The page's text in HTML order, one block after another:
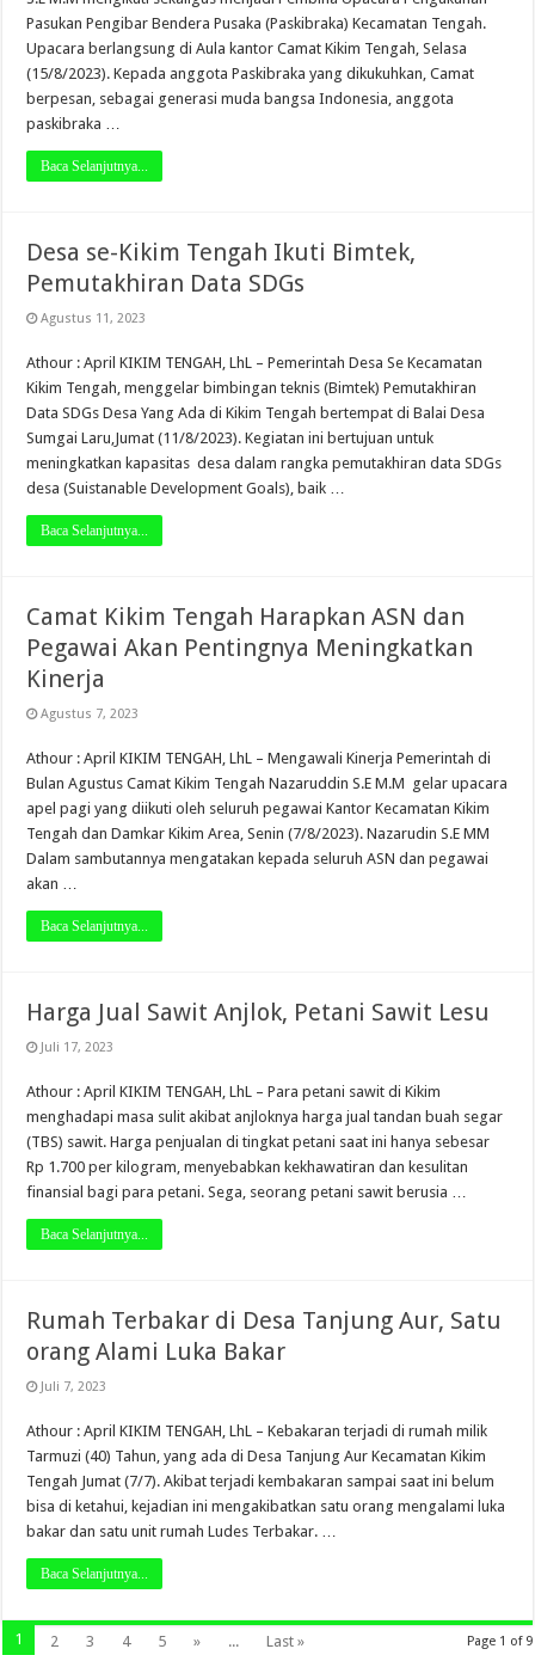
Pasukan Pengibar Bendera Pusaka (Paskibraka) Kecamatan Tengah.
Upacara berlangsung di Aula kantor Camat Kikim Tengah, Selasa
(15/8/2023). Kepada anggota Paskibraka yang dikukuhkan, Camat
berpesan, sebagai generasi muda bangsa Indonesia, anggota
paskibraka …
Baca Selanjutnya...
Desa se-Kikim Tengah Ikuti Bimtek,
Pemutakhiran Data SDGs
Agustus 11, 2023
Athour : April KIKIM TENGAH, LhL – Pemerintah Desa Se Kecamatan
Kikim Tengah, menggelar bimbingan teknis (Bimtek) Pemutakhiran
Data SDGs Desa Yang Ada di Kikim Tengah bertempat di Balai Desa
Sumgai Laru,Jumat (11/8/2023). Kegiatan ini bertujuan untuk
meningkatkan kapasitas desa dalam rangka pemutakhiran data SDGs
desa (Suistanable Development Goals), baik …
Baca Selanjutnya...
Camat Kikim Tengah Harapkan ASN dan
Pegawai Akan Pentingnya Meningkatkan
Kinerja
Agustus 7, 2023
Athour : April KIKIM TENGAH, LhL – Mengawali Kinerja Pemerintah di
Bulan Agustus Camat Kikim Tengah Nazaruddin S.E M.M gelar upacara
apel pagi yang diikuti oleh seluruh pegawai Kantor Kecamatan Kikim
Tengah dan Damkar Kikim Area, Senin (7/8/2023). Nazarudin S.E MM
Dalam sambutannya mengatakan kepada seluruh ASN dan pegawai
akan …
Baca Selanjutnya...
Harga Jual Sawit Anjlok, Petani Sawit Lesu
Juli 17, 2023
Athour : April KIKIM TENGAH, LhL – Para petani sawit di Kikim
menghadapi masa sulit akibat anjloknya harga jual tandan buah segar
(TBS) sawit. Harga penjualan di tingkat petani saat ini hanya sebesar
Rp 1.700 per kilogram, menyebabkan kekhawatiran dan kesulitan
finansial bagi para petani. Sega, seorang petani sawit berusia …
Baca Selanjutnya...
Rumah Terbakar di Desa Tanjung Aur, Satu
orang Alami Luka Bakar
Juli 7, 2023
Athour : April KIKIM TENGAH, LhL – Kebakaran terjadi di rumah milik
Tarmuzi (40) Tahun, yang ada di Desa Tanjung Aur Kecamatan Kikim
Tengah Jumat (7/7). Akibat terjadi kembakaran sampai saat ini belum
bisa di ketahui, kejadian ini mengakibatkan satu orang mengalami luka
bakar dan satu unit rumah Ludes Terbakar. …
Baca Selanjutnya...
Page 1 of 9
1 2 3 4 5 » ... Last »